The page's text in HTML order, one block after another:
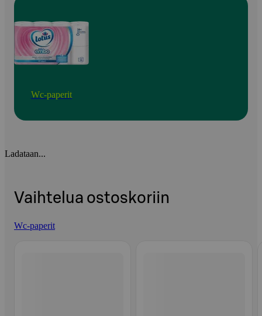
Wc-paperit
Ladataan...
Vaihtelua ostoskoriin
Wc-paperit